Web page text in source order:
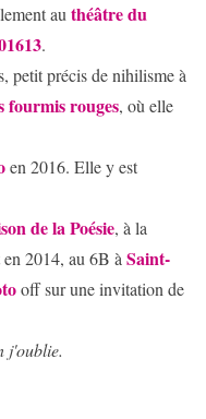
au théâtre du
13.
petit précis de nihilisme à
fourmis rouges, où elle
en 2016. Elle y est
de la Poésie, à la
en 2014, au 6B à Saint-
off sur une invitation de
j'oublie.